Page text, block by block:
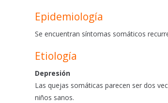
Epidemiología
Se encuentran síntomas somáticos
Etiología
Depresión
Las quejas somáticas parecen ser dos
niños sanos.